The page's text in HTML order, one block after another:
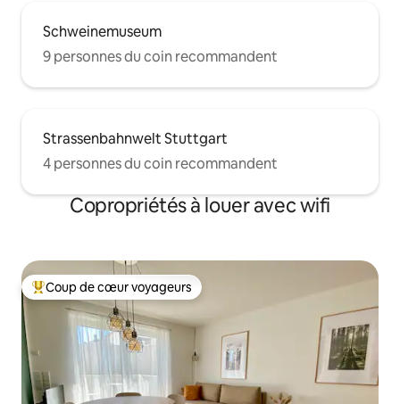
Schweinemuseum
9 personnes du coin recommandent
Strassenbahnwelt Stuttgart
4 personnes du coin recommandent
Copropriétés à louer avec wifi
Coup de cœur voyageurs parmi les plus aimés
Coup de cœur voyageurs